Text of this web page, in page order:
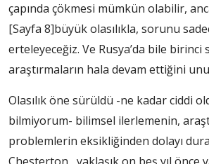
çapında çökmesi mümkün olabilir,
[Sayfa 8]büyük olasılıkla, sorunu
erteleyeceğiz. Ve Rusya’da bile birinci
araştırmaların hala devam ettiğini
Olasılık öne sürüldü -ne kadar ciddi
bilmiyorum- bilimsel ilerlemenin,
problemlerin eksikliğinden dolayı